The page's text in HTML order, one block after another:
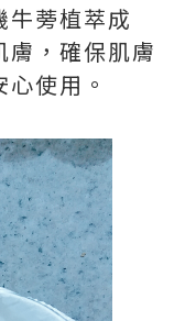
牛蒡植萃成
，確保肌膚
使用。